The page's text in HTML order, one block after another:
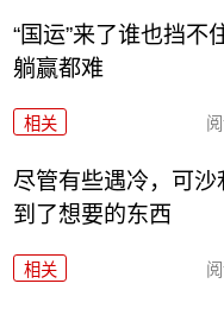
“国运”来了谁也挡不
躺赢都难
相关
尽管有些遇冷，可沙
到了想要的东西
相关